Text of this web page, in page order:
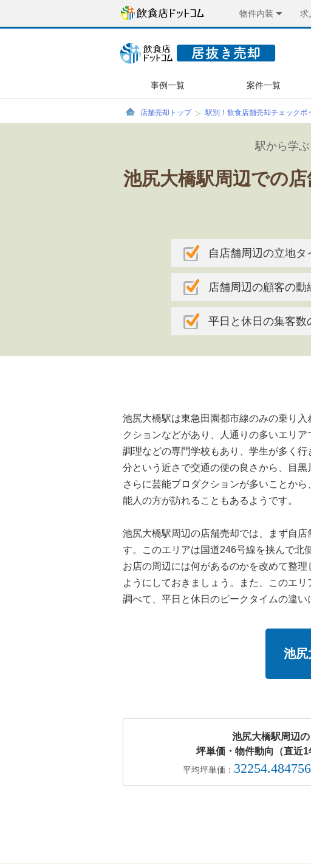
物件内装 求
事例一覧 案件一覧
店舗売却トップ 駅別！飲食店舗売却チェックポ
駅から学
池尻大橋駅周辺での
自店舗周辺の立地
店舗周辺の顧客の動
平日と休日の集客数
池尻大橋駅は東急田園都市線のみの乗り
クションなどがあり、人通りの多いエリ
調理などの専門学校もあり、学生が多く
分という近さで交通の便の良さから、目
さらに芸能プロダクションが多いことか
能人の方が訪れることもあるようです。
池尻大橋駅周辺の店舗売却では、まず自
す。このエリアは国道246号線を挟んで北
お店の周辺には何があるのかを改めて整
ようにしておきましょう。また、このエ
調べて、平日と休日のピークタイムの違い
池尻
池尻大橋駅周辺の
坪単価・物件動向（直近1
平均坪単価：